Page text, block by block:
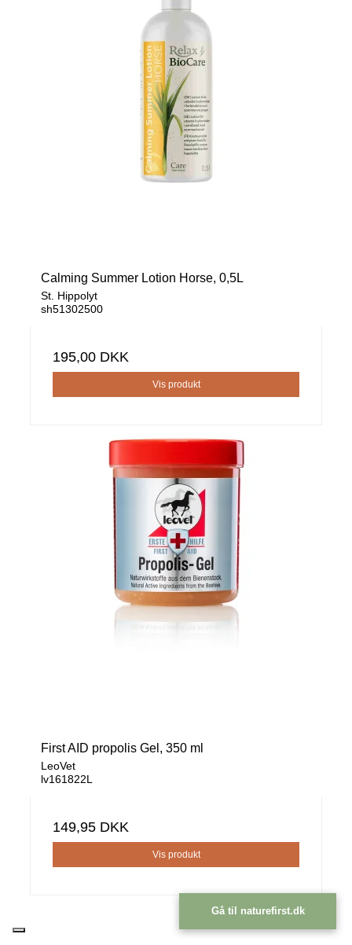
Gå til naturefirst.dk
Calming Summer Lotion Horse, 0,5L
St. Hippolyt
sh51302500
195,00 DKK
Vis produkt
First AID propolis Gel, 350 ml
LeoVet
lv161822L
149,95 DKK
Vis produkt